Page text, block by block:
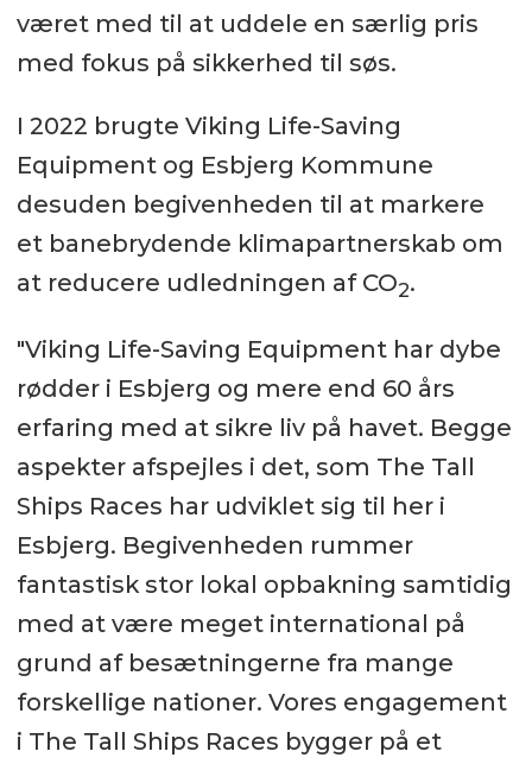
været med til at uddele en særlig pris
med fokus på sikkerhed til søs.
I 2022 brugte Viking Life-Saving
Equipment og Esbjerg Kommune
desuden begivenheden til at markere
et banebrydende klimapartnerskab om
at reducere udledningen af CO2.
"Viking Life-Saving Equipment har dybe
rødder i Esbjerg og mere end 60 års
erfaring med at sikre liv på havet. Begge
aspekter afspejles i det, som The Tall
Ships Races har udviklet sig til her i
Esbjerg. Begivenheden rummer
fantastisk stor lokal opbakning samtidig
med at være meget international på
grund af besætningerne fra mange
forskellige nationer. Vores engagement
i The Tall Ships Races bygger på et